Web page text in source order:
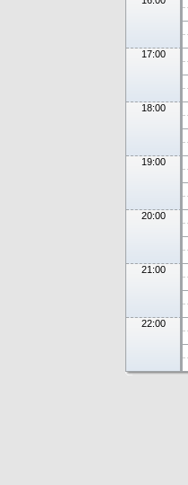
17:00
18:00
19:00
20:00
21:00
22:00